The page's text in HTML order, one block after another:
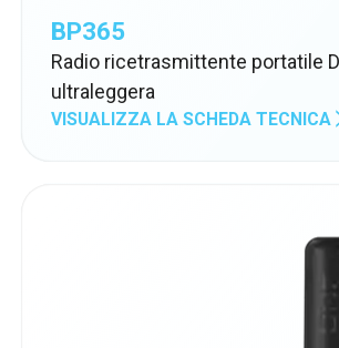
BP365
Radio ricetrasmittente portatile
ultraleggera
VISUALIZZA LA SCHEDA TECNICA